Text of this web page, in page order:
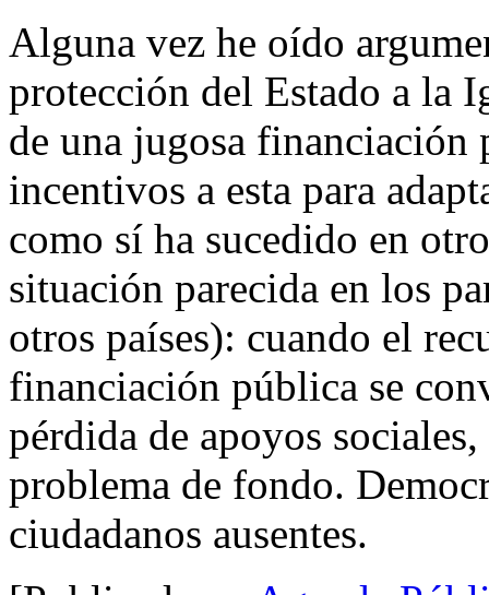
Alguna vez he oído
protección del Estado a la
de una jugosa
incentivos a esta para
como sí ha sucedido en
situación parecida en los
otros países): cuando el
financiación pública se
pérdida de apoyos
problema de fondo.
ciudadanos ausentes.